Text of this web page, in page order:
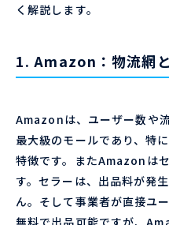
く解説します。
1. Amazon：物流網
Amazonは、ユーザー数や
最大級のモールであり、特
特徴です。またAmazonは
す。セラーは、出品料が発
ん。そして事業者が直接ユ
無料で出品可能ですが、